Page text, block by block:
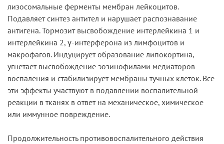
лизосомальные ферменты мембран лейкоцитов.
Подавляет синтез антител и нарушает распознавание
антигена. Тормозит высвобождение интерлейкина 1 и
интерлейкина 2, γ-интерферона из лимфоцитов и
макрофагов. Индуцирует образование липокортина,
угнетает высвобождение эозинофилами медиаторов
воспаления и стабилизирует мембраны тучных клеток. Все
эти эффекты участвуют в подавлении воспалительной
реакции в тканях в ответ на механическое, химическое
или иммунное повреждение.
Продолжительность противовоспалительного действия